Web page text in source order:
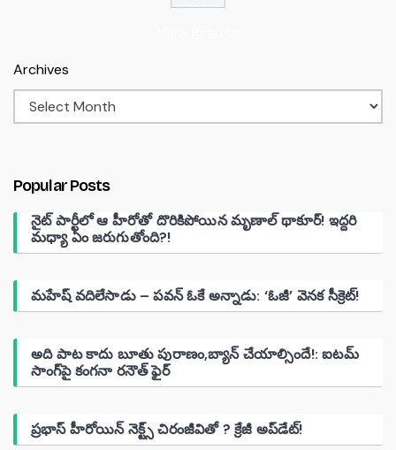
Archives
Popular Posts
నైట్ పార్టీలో ఆ హీరోతో దొరికిపోయిన మృణాల్ థాకూర్! ఇద్దరి
మధ్యా ఏం జరుగుతోంది?!
మహేష్ వదిలేసాడు – పవన్ ఓకే అన్నాడు: ‘ఓజీ’ వెనక సీక్రెట్!
అది పాట కాదు బూతు పురాణం,బ్యాన్ చేయాల్సిందే!: ఐటమ్
సాంగ్‌పై కంగనా రనౌత్ ఫైర్
ప్రభాస్ హీరోయిన్ నెక్ట్స్ చిరంజీవితో ? క్రేజీ అప్‌డేట్!